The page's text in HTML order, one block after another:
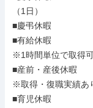
（1日）
■慶弔休暇
■有給休暇
※1時間単位で取得
■産前・産後休暇
※取得・復職実績あ
■育児休暇